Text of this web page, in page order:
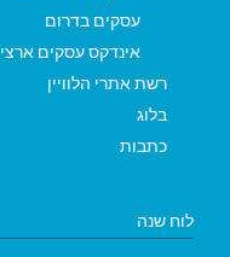
עסקים בדרום
אינדקס עסקים ארצי
רשת אתרי הלוויין
בלוג
כתבות
לוח שנה